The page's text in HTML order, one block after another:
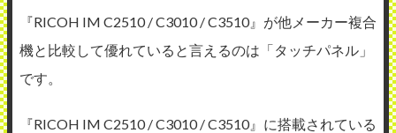
『RICOH IM C2510 / C3010 / C3510』が他メーカー複合
機と比較して優れていると言えるのは「タッチパネル」
です。
『RICOH IM C2510 / C3010 / C3510』に搭載されている